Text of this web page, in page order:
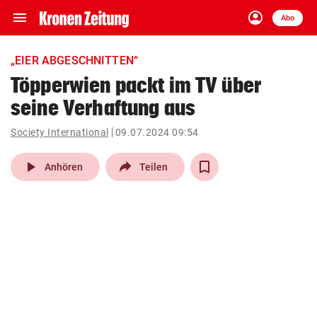
menu Navigation
ein-/ausklappen
account_circle
Anmelden
Abo
close Schließen
account_circle Anmelden
pin_drop
Wien arrow_right
„EIER ABGESCHNITTEN“
Töpperwien packt im TV über
seine Verhaftung aus
Society International 09.07.2024 09:54
play_arrow Anhören Teilen